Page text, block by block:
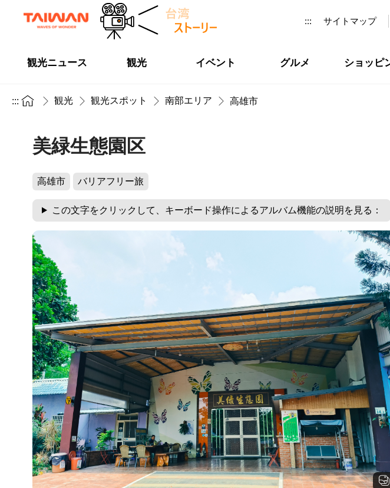
::: サイトマップ
観光ニュース 観光 イベント グルメ ショッピ
::: 観光 観光スポット 南部エリア 高雄市
美緑生態園区
高雄市 バリアフリー旅
この文字をクリックして、キーボード操作によるアルバム機能の説明を見る：